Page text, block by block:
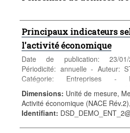
Principaux indicateurs
l'activité économique
Date de publication: 23/
Périodicité: annuelle - Auteur:
Catégorie: Entreprises -
générales générales -
Démographie ; entreprise(s) ;
activité(s) économique(s) ;
entreprises ; création(s) ;
disparition(s)
Dimensions: Unité de mesure,
Activité économique (NACE
Identifiant: